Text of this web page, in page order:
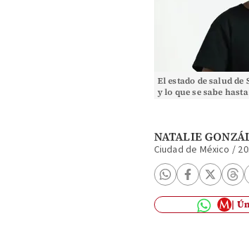
El estado de salud
y lo que se sabe
NATALIE
Ciudad de México /